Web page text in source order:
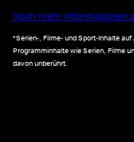
Noch mehr Informationen
*Serien-, Filme- und Sport-Inhalte
Programminhalte wie Serien, Filme
davon unberührt.